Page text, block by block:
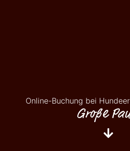
Online-Buchung bei
Große